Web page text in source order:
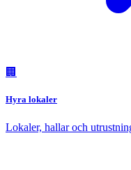
🏢
Hyra lokaler
Lokaler, hallar och